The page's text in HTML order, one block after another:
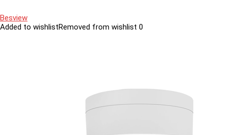
Besview
Added to wishlistRemoved from wishlist 0